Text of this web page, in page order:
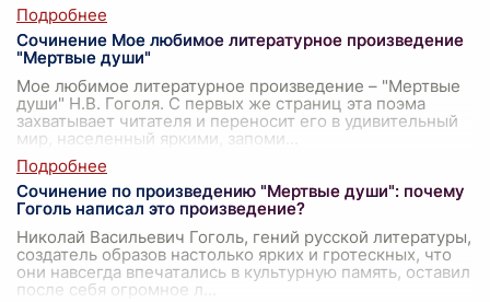
Сочинение Мое любимое литературное произведение
"Мертвые души"
Мое любимое литературное произведение – "Мертвые
души" Н.В. Гоголя. С первых же страниц эта поэма
захватывает читателя и переносит его в удивительный
мир, населенный яркими, запоми
Сочинение по произведению "Мертвые души": почему
Гоголь написал это произведение?
Николай Васильевич Гоголь, гений русской литературы,
создатель образов настолько ярких и гротескных, что
они навсегда впечатались в культурную память, оставил
после себя огромное л